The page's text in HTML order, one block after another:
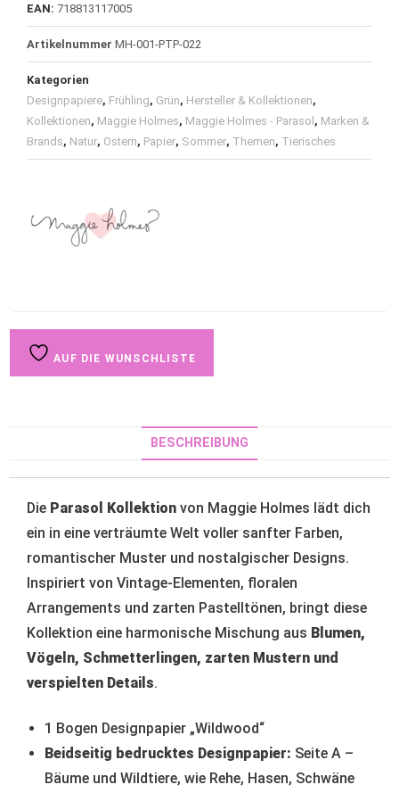
EAN: 718813117005
Artikelnummer MH-001-PTP-022
Kategorien
Designpapiere, Frühling, Grün, Hersteller & Kollektionen,
Kollektionen, Maggie Holmes, Maggie Holmes - Parasol, Marken &
Brands, Natur, Ostern, Papier, Sommer, Themen, Tierisches
AUF DIE WUNSCHLISTE
BESCHREIBUNG
Die Parasol Kollektion von Maggie Holmes lädt dich
ein in eine verträumte Welt voller sanfter Farben,
romantischer Muster und nostalgischer Designs.
Inspiriert von Vintage-Elementen, floralen
Arrangements und zarten Pastelltönen, bringt diese
Kollektion eine harmonische Mischung aus Blumen,
Vögeln, Schmetterlingen, zarten Mustern und
verspielten Details.
1 Bogen Designpapier „Wildwood“
Beidseitig bedrucktes Designpapier: Seite A –
Bäume und Wildtiere, wie Rehe, Hasen, Schwäne